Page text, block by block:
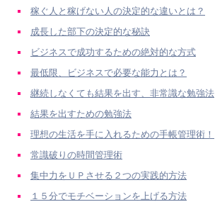
稼ぐ人と稼げない人の決定的な違いとは？
成長した部下の決定的な秘訣
ビジネスで成功するための絶対的な方式
最低限、ビジネスで必要な能力とは？
継続しなくても結果を出す、非常識な勉強法
結果を出すための勉強法
理想の生活を手に入れるための手帳管理術！
常識破りの時間管理術
集中力をＵＰさせる２つの実践的方法
１５分でモチベーションを上げる方法